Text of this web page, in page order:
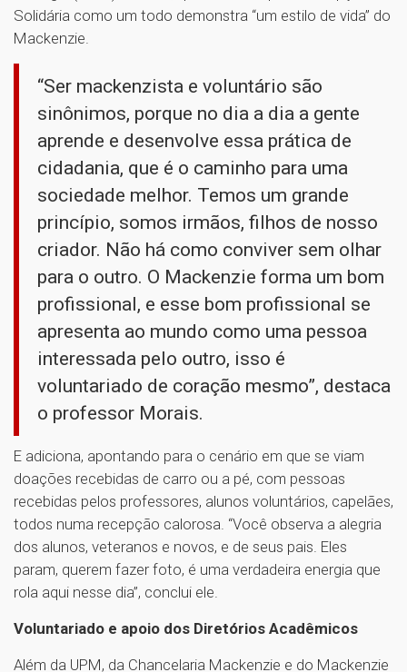
Solidária como um todo demonstra “um estilo de vida” do
Mackenzie.
“Ser mackenzista e voluntário são
sinônimos, porque no dia a dia a gente
aprende e desenvolve essa prática de
cidadania, que é o caminho para uma
sociedade melhor. Temos um grande
princípio, somos irmãos, filhos de nosso
criador. Não há como conviver sem olhar
para o outro. O Mackenzie forma um bom
profissional, e esse bom profissional se
apresenta ao mundo como uma pessoa
interessada pelo outro, isso é
voluntariado de coração mesmo”, destaca
o professor Morais.
E adiciona, apontando para o cenário em que se viam
doações recebidas de carro ou a pé, com pessoas
recebidas pelos professores, alunos voluntários, capelães,
todos numa recepção calorosa. “Você observa a alegria
dos alunos, veteranos e novos, e de seus pais. Eles
param, querem fazer foto, é uma verdadeira energia que
rola aqui nesse dia”, conclui ele.
Voluntariado e apoio dos Diretórios Acadêmicos
Além da UPM, da Chancelaria Mackenzie e do Mackenzie